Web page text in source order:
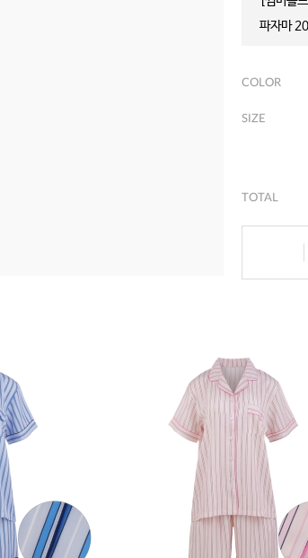
파자마
COLOR
SIZE
TOTAL